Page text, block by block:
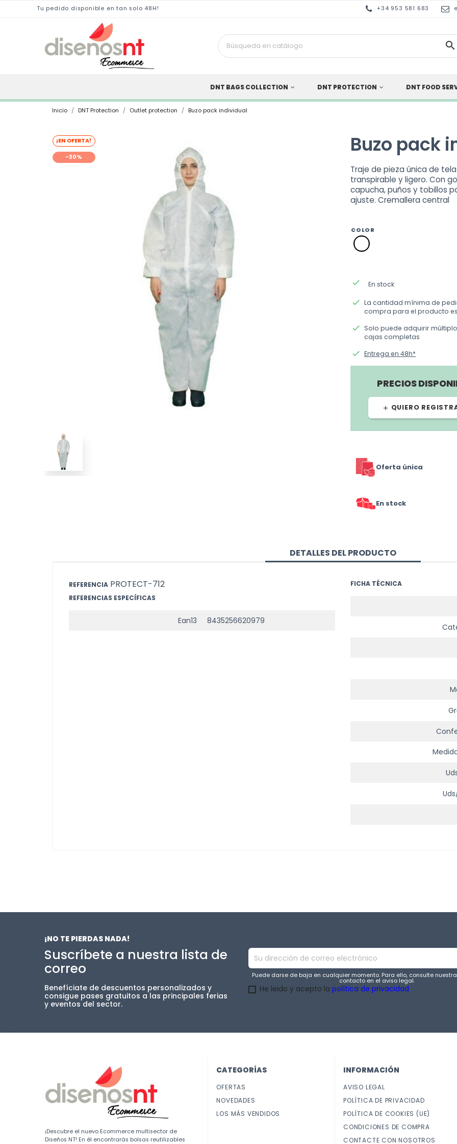
Tu pedido disponible en tan solo 48H! +34 953 581 683

DNT BAGS COLLECTION DNT PROTECTION DNT FOOD
Inicio DNT Protection Outlet protection Buzo pack individual
¡EN OFERTA!
-30%
Buzo pack
Traje de pieza única de
transpirable y ligero. Con
capucha, puños y tobillos
ajuste. Cremallera central
COLOR
blanca
done En stock
done La cantidad mínima de
compra para el producto
done Solo puede adquirir
cajas completas
done Entrega en 48h*
PRECIOS
add QUIERO
Oferta única
En stock
DETALLES DEL PRODUCTO
REFERENCIA PROTECT-712
REFERENCIAS ESPECÍFICAS
Ean13 8435256620979
FICHA TÉCNICA
¡NO TE PIERDAS NADA!
Suscríbete a nuestra lista de
correo
Benefíciate de descuentos personalizados y
consigue pases gratuitos a las principales ferias
y eventos del sector.
Puede darse de baja en cualquier momento. Para ello, consulte
contacto en el aviso legal.
He leido y acepto la política de privacidad
¡Descubre el nuevo Ecommerce multisector de
Diseños NT! En él encontrarás bolsas reutilizables
CATEGORÍAS
OFERTAS
NOVEDADES
LOS MÁS VENDIDOS
INFORMACIÓN
AVISO LEGAL
POLÍTICA DE PRIVACIDAD
POLÍTICA DE COOKIES (UE)
CONDICIONES DE COMPRA
CONTACTE CON NOSOTROS